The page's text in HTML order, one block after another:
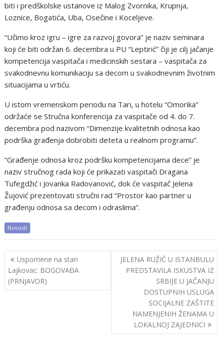
biti i predškolske ustanove iz Malog Zvornika, Krupnja,
Loznice, Bogatića, Uba, Osečine i Koceljeve.
“Učimo kroz igru – igre za razvoj govora” je naziv seminara
koji će biti održan 6. decembra u PU “Leptirić” čiji je cilj jačanje
kompetencija vaspitača i medicinskih sestara – vaspitača za
svakodnevnu komunikaciju sa decom u svakodnevnim životnim
situacijama u vrtiću.
U istom vremenskom periodu na Tari, u hotelu “Omorika”
održaće se Stručna konferencija za vaspitače od 4. do 7.
decembra pod nazivom “Dimenzije kvalitetnih odnosa kao
podrška građenja dobrobiti deteta u realnom programu”.
“Građenje odnosa kroz podršku kompetencijama dece” je
naziv stručnog rada koji će prikazati vaspitači Dragana
Tufegdžić i Jovanka Radovanović, dok će vaspitač Jelena
Žujović prezentovati stručni rad “Prostor kao partner u
građenju odnosa sa decom i odraslima”.
Novosti
Post
navigation
Uspomene na stari
Lajkovac: BOGOVAĐA
(PRNJAVOR)
JELENA RUŽIĆ U ISTANBULU
PREDSTAVILA ISKUSTVA IZ
SRBIJE U JAČANJU
DOSTUPNIH USLUGA
SOCIJALNE ZAŠTITE
NAMENJENIH ŽENAMA U
LOKALNOJ ZAJEDNICI